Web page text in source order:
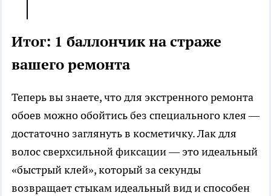
Итог: 1 баллончик на страже
вашего ремонта
Теперь вы знаете, что для экстренного ремонта
обоев можно обойтись без специального клея —
достаточно заглянуть в косметичку. Лак для
волос сверхсильной фиксации — это идеальный
«быстрый клей», который за секунды
возвращает стыкам идеальный вид и способен